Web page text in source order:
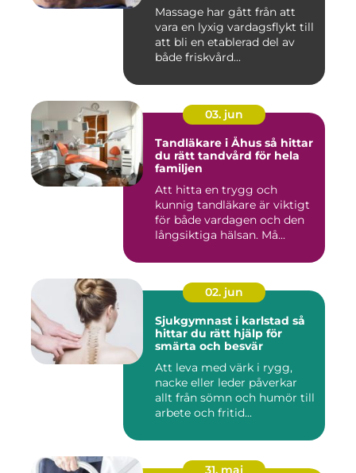
Massage har gått från att
vara en lyxig vardagsflykt till
att bli en etablerad del av
både friskvård...
03. jun
Tandläkare i Åhus så hittar
du rätt tandvård för hela
familjen
Att hitta en trygg och
kunnig tandläkare är viktigt
för både vardagen och den
långsiktiga hälsan. Må...
02. jun
Sjukgymnast i karlstad så
hittar du rätt hjälp för
smärta och besvär
Att leva med värk i rygg,
nacke eller leder påverkar
allt från sömn och humör till
arbete och fritid...
31. maj